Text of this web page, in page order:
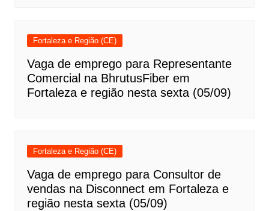
Fortaleza e Região (CE)
Vaga de emprego para Representante
Comercial na BhrutusFiber em
Fortaleza e região nesta sexta (05/09)
Fortaleza e Região (CE)
Vaga de emprego para Consultor de
vendas na Disconnect em Fortaleza e
região nesta sexta (05/09)